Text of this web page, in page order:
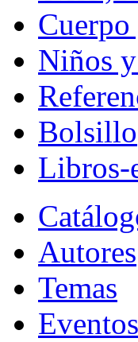
Niños
Bolsillo
Libros-
Autores
Temas
Eventos